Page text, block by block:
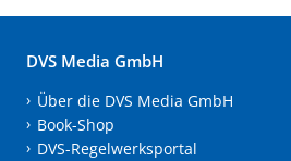
DVS Media GmbH
Über die DVS Media GmbH
Book-Shop
DVS-Regelwerksportal